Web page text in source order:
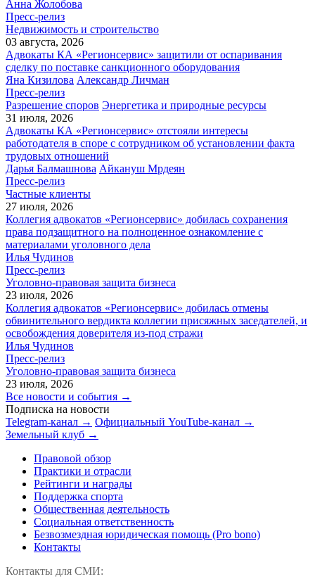
Анна Жолобова
Пресс-релиз
Недвижимость и строительство
03 августа, 2026
Адвокаты КА «Регионсервис» защитили от оспаривания
сделку по поставке санкционного оборудования
Яна Кизилова Александр Личман
Пресс-релиз
Разрешение споров Энергетика и природные ресурсы
31 июля, 2026
Адвокаты КА «Регионсервис» отстояли интересы
работодателя в споре с сотрудником об установлении факта
трудовых отношений
Дарья Балмашнова Айкануш Мрдеян
Пресс-релиз
Частные клиенты
27 июля, 2026
Коллегия адвокатов «Регионсервис» добилась сохранения
права подзащитного на полноценное ознакомление с
материалами уголовного дела
Илья Чудинов
Пресс-релиз
Уголовно-правовая защита бизнеса
23 июля, 2026
Коллегия адвокатов «Регионсервис» добилась отмены
обвинительного вердикта коллегии присяжных заседателей, и
освобождения доверителя из-под стражи
Илья Чудинов
Пресс-релиз
Уголовно-правовая защита бизнеса
23 июля, 2026
Все новости и события →
Подписка на новости
Telegram-канал → Официальный YouTube-канал →
Земельный клуб →
Правовой обзор
Практики и отрасли
Рейтинги и награды
Поддержка спорта
Общественная деятельность
Социальная ответственность
Безвозмездная юридическая помощь (Pro bono)
Контакты
Контакты для СМИ: